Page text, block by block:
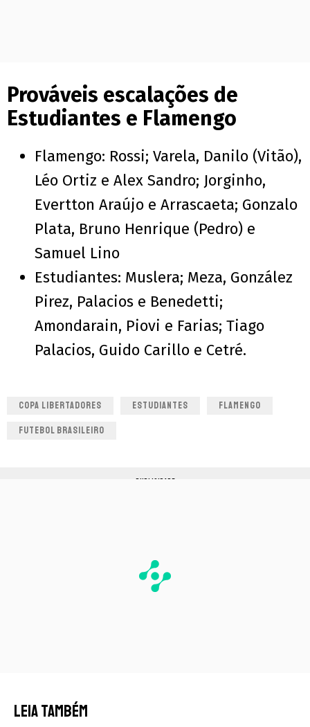
Prováveis escalações de
Estudiantes e Flamengo
Flamengo: Rossi; Varela, Danilo (Vitão),
Léo Ortiz e Alex Sandro; Jorginho,
Evertton Araújo e Arrascaeta; Gonzalo
Plata, Bruno Henrique (Pedro) e
Samuel Lino
Estudiantes: Muslera; Meza, González
Pirez, Palacios e Benedetti;
Amondarain, Piovi e Farias; Tiago
Palacios, Guido Carillo e Cetré.
COPA LIBERTADORES ESTUDIANTES FLAMENGO
FUTEBOL BRASILEIRO
PUBLICIDADE
LEIA TAMBÉM